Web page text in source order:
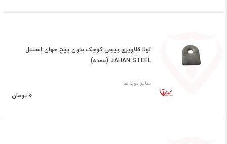
لولا قلاویزی پیچی کوچک بدون پیچ جهان استیل
JAHAN STEEL (عمده)
سایر لولا ها
0 تومان